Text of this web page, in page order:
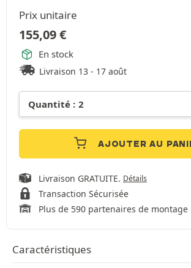
Prix unitaire
155,09€
En stock
Livraison 13 - 17 août
AJOUTER AU
Livraison GRATUITE. Détails
Transaction Sécurisée
Plus de 590 partenaires de montage
Caractéristiques